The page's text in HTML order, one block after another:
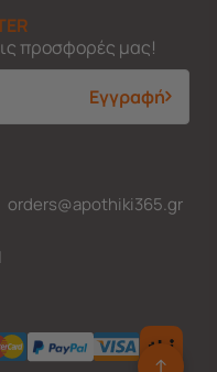
προσφορές μας!
Εγγραφή
orders@apothiki365.gr